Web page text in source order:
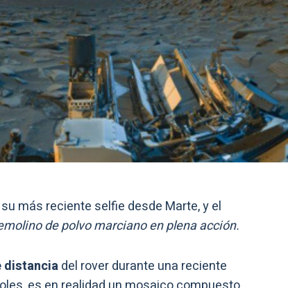
más reciente selfie desde Marte, y el
de polvo marciano en plena acción.
distanciadel rover durante una reciente